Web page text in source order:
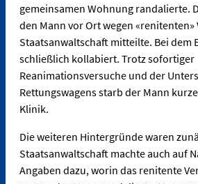
gemeinsamen Wohnung randalierte.
den Mann vor Ort wegen
Staatsanwaltschaft mitteilte. Bei dem
schließlich kollabiert. Trotz sofortiger
Reanimationsversuche und der
Rettungswagens starb der Mann
Klinik.
Die weiteren Hintergründe waren
Staatsanwaltschaft machte auch auf
Angaben dazu, worin das renitente